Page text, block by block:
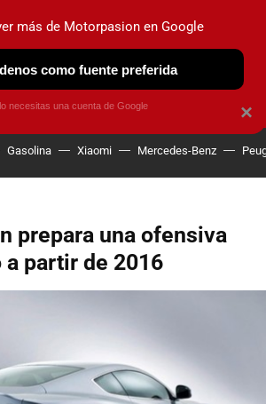
ELÉCTRICOS OBSERVATORIO
Gasolina Xiaomi Mercedes-Benz
prepara una ofensiva
partir de 2016
×
más de Motorpasion en Google
como fuente preferida
necesitas una cuenta de Google